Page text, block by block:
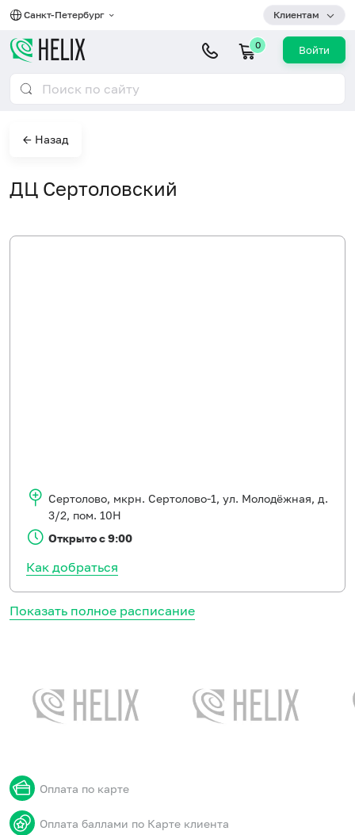
Санкт-Петербург Клиентам
0 Войти
← Назад
ДЦ Сертоловский
Показать полное расписание
Оплата по карте
Оплата баллами по Карте клиента
Сертолово, мкрн. Сертолово-1, ул. Молодёжная, д.
3/2, пом. 10Н
Открыто с 9:00
Как добраться